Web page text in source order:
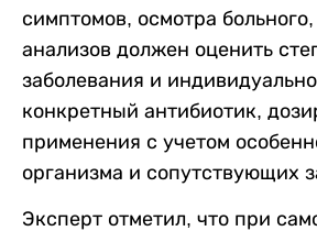
симптомов, осмотра больного,
анализов должен оценить
заболевания и
конкретный антибиотик,
применения с учетом
организма и сопутствующих
Эксперт отметил, что при